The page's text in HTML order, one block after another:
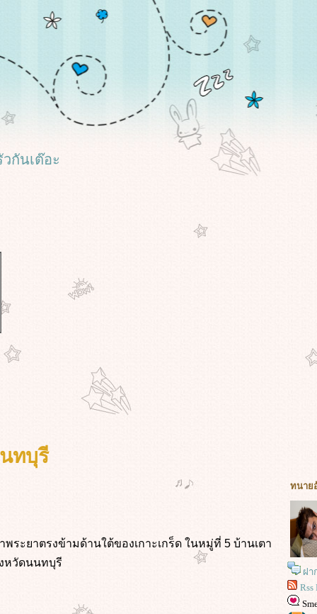
วกันเต๊อะ
ทบุรี
ระยาตรงข้ามด้านใต้ของเกาะเกร็ด ในหมู่ที่ 5 บ้านเตา
หวัดนนทบุรี
ทนาย
ฝา
Rss